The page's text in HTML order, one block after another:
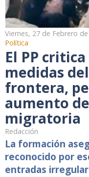
Viernes, 27 de Febrero
Política
El PP
medidas
frontera,
aumento
migratoria
Redacción
La formación
reconocido por
entradas